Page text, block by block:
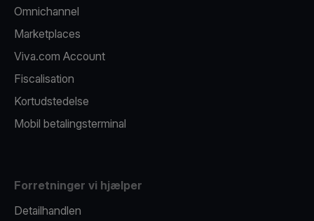
Omnichannel
Marketplaces
Viva.com Account
Fiscalisation
Kortudstedelse
Mobil betalingsterminal
Forretninger vi hjælper
Detailhandlen